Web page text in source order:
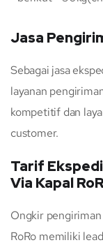
Jasa
Sebagai jasa
layanan
kompetitif dan
customer.
Tarif
Via Kapal
Ongkir
RoRo memiliki